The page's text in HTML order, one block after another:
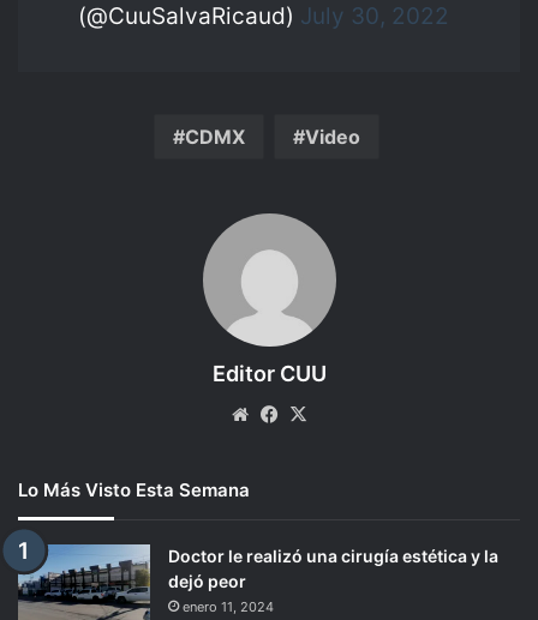
(@CuuSalvaRicaud) July 30, 2022
CDMX Video
Editor CUU
WebsiteFacebook
Lo Más Visto Esta Semana
Doctor le realizó una cirugía estética y la
dejó peor
enero 11, 2024